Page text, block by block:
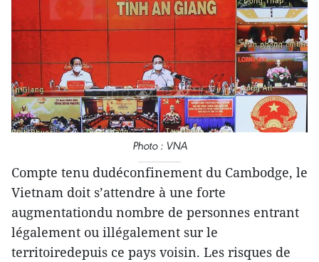
Photo : VNA
Compte tenu dudéconfinement du Cambodge, le
Vietnam doit s’attendre à une forte
augmentationdu nombre de personnes entrant
légalement ou illégalement sur le
territoiredepuis ce pays voisin. Les risques de